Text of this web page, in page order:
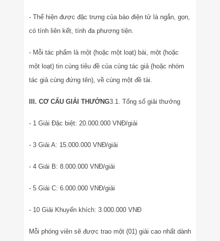
- Thể hiện được đặc trưng của báo điện tử là ngắn, gọn,
có tính liên kết, tính đa phương tiện.
- Mỗi tác phẩm là một (hoặc một loạt) bài, một (hoặc
một loạt) tin cùng tiêu đề của cùng tác giả (hoặc nhóm
tác giả cùng đứng tên), về cùng một đề tài.
III. CƠ CẤU GIẢI THƯỞNG3.1. Tổng số giải thưởng
- 1 Giải Đặc biệt: 20.000.000 VNĐ/giải
- 3 Giải A: 15.000.000 VNĐ/giải
- 4 Giải B: 8.000.000 VNĐ/giải
- 5 Giải C: 6.000.000 VNĐ/giải
- 10 Giải Khuyến khích: 3.000.000 VNĐ
Mỗi phóng viên sẽ được trao một (01) giải cao nhất dành